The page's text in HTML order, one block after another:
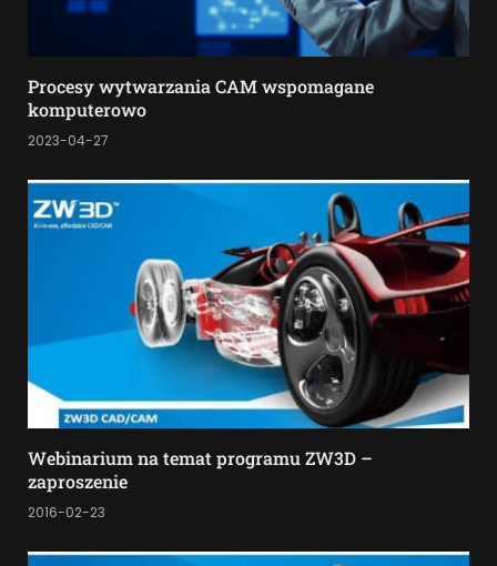
Procesy wytwarzania CAM wspomagane
komputerowo
2023-04-27
Webinarium na temat programu ZW3D –
zaproszenie
2016-02-23